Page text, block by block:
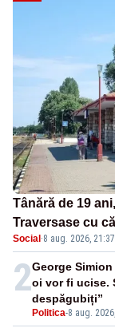
Tânără de 19
Traversase cu
nepermis
Social ·8 aug. 2026, 21:37
2
Politica-8 aug.
George
oi vor fi ucise.
despăgubiți”